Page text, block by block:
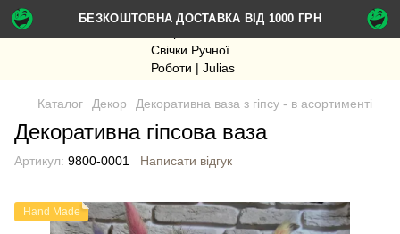
БЕЗКОШТОВНА ДОСТАВКА ВІД 1000 ГРН
Каталог Декор Декоративна ваза з гіпсу - в асортименті
Декоративна гіпсова ваза
Артикул: 9800-0001 Написати відгук
Hand Made